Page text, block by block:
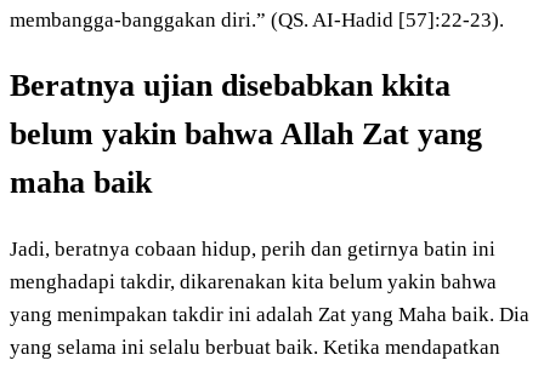
membangga-banggakan diri.” (QS. AI-Hadid [57]:22-23).
Beratnya ujian disebabkan kkita
belum yakin bahwa Allah Zat yang
maha baik
Jadi, beratnya cobaan hidup, perih dan getirnya batin ini
menghadapi takdir, dikarenakan kita belum yakin bahwa
yang menimpakan takdir ini adalah Zat yang Maha baik. Dia
yang selama ini selalu berbuat baik. Ketika mendapatkan